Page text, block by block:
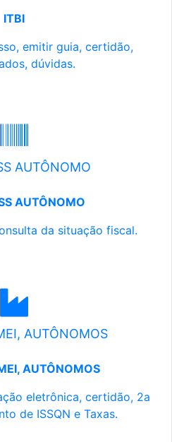
ITBI
emitir guia, certidão,
dúvidas.
AUTÔNOMO
AUTÔNOMO
da situação fiscal.
AUTÔNOMOS
AUTÔNOMOS
eletrônica, certidão, 2a
de ISSQN e Taxas.